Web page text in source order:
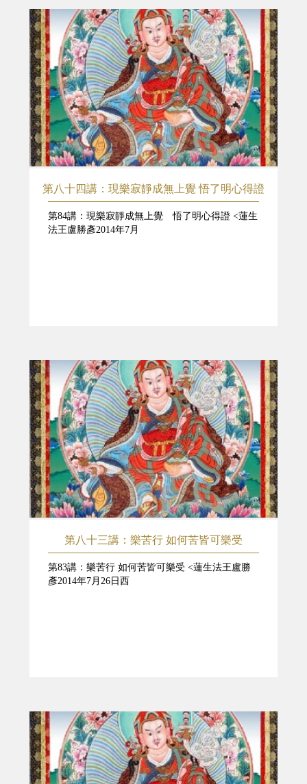
第八十四講：現樂寂靜成無上覺 悟了明心得證
第84講：現樂寂靜成無上覺 悟了明心得證 <蓮生
法王盧勝彥2014年7月
第八十三講：樂苦行 如何苦皆可樂受
第83講：樂苦行 如何苦皆可樂受 <蓮生法王盧勝
彥2014年7月26日西